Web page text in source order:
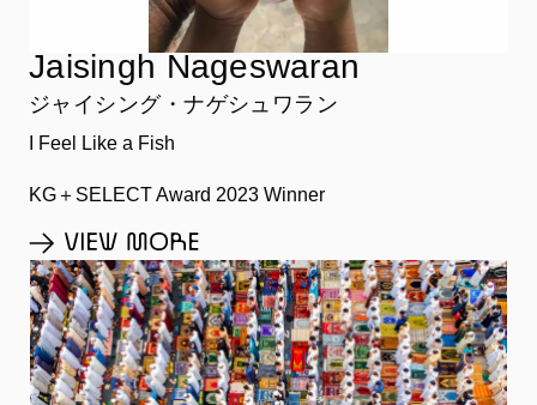
Jaisingh Nageswaran
ジャイシング・ナゲシュワラン
I Feel Like a Fish
KG＋SELECT Award 2023 Winner